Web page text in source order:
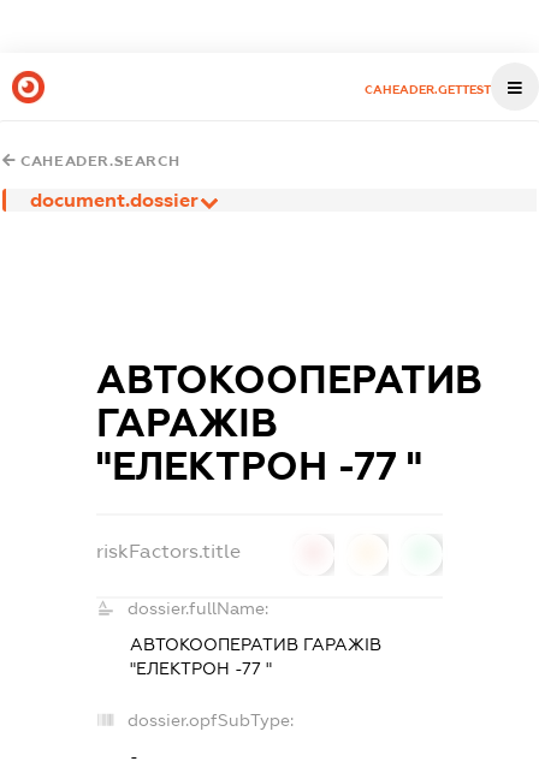
CAHEADER.GETTEST
CAHEADER.SEARCH
document.dossier
АВТОКООПЕРАТИВ
ГАРАЖІВ
"ЕЛЕКТРОН -77 "
riskFactors.title
dossier.fullName:
АВТОКООПЕРАТИВ ГАРАЖІВ
"ЕЛЕКТРОН -77 "
dossier.opfSubType:
-